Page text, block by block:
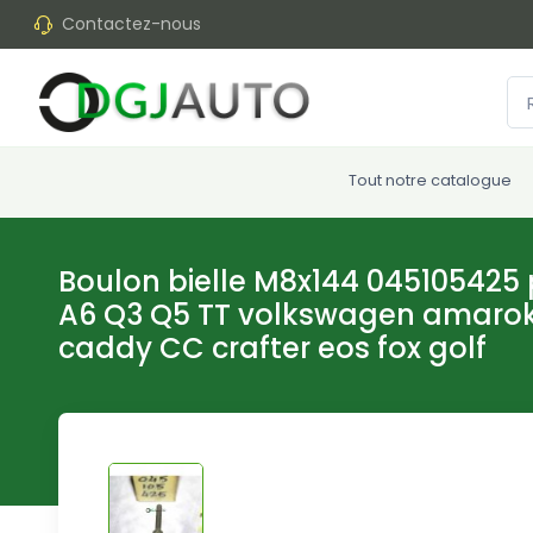
Contactez-nous
Tout notre catalogue
Boulon bielle M8x144
A6 Q3 Q5 TT volkswagen
caddy CC crafter eos fox golf